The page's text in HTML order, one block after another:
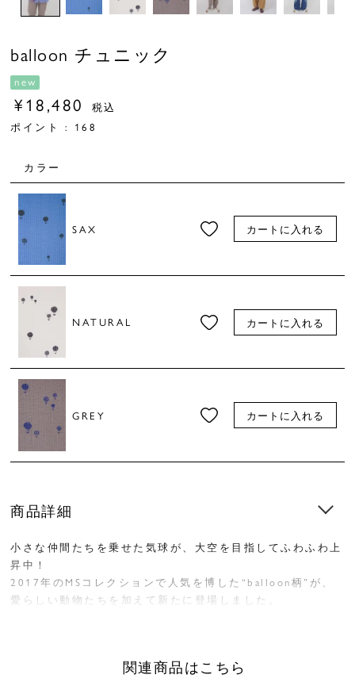
balloon チュニック
new
¥18,480
税込
ポイント : 168
カラー
SAX カートに入れる
NATURAL カートに入れる
GREY カートに入れる
商品詳細
小さな仲間たちを乗せた気球が、大空を目指してふわふわ上
昇中！
2017年のMSコレクションで人気を博した“balloon柄”が、
愛らしい動物たちを加えて新たに登場しました。
定番のチュニックは、すっきりとしたノーカラーに、ゆとり
関連商品はこちら